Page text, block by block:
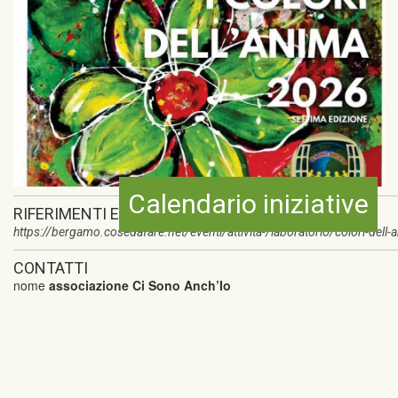
Calendario iniziative
RIFERIMENTI ESTERNI
https://bergamo.cosedafare.net/eventi/attivita-/laboratorio/colori-dell-
CONTATTI
nome associazione Ci Sono Anch’Io